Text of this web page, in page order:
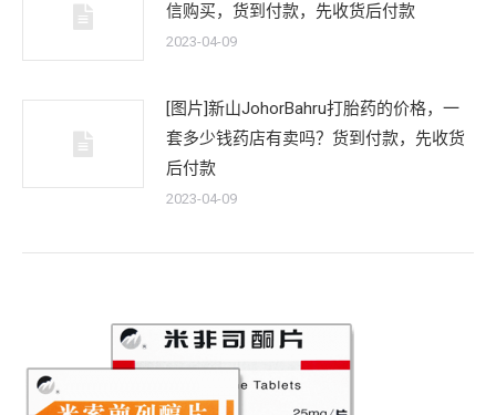
信购买，货到付款，先收货后付款
2023-04-09
[图片]新山JohorBahru打胎药的价格，一
套多少钱药店有卖吗？货到付款，先收货
后付款
2023-04-09